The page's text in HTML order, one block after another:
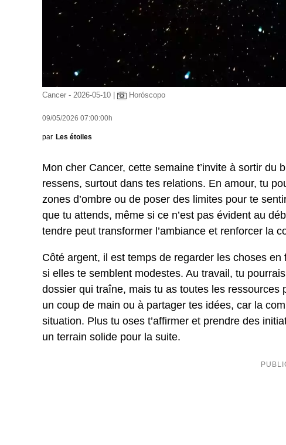
Cancer - 2026-05-10 | Horóscopo
09/05/2026 07:00:00h
par Les étoiles
Mon cher Cancer, cette semaine t’invite à sortir du
ressens, surtout dans tes relations. En amour, tu
zones d’ombre ou de poser des limites pour te
que tu attends, même si ce n’est pas évident au
tendre peut transformer l’ambiance et renforcer la
Côté argent, il est temps de regarder les choses
si elles te semblent modestes. Au travail, tu
dossier qui traîne, mais tu as toutes les ressources
un coup de main ou à partager tes idées, car la
situation. Plus tu oses t’affirmer et prendre des
un terrain solide pour la suite.